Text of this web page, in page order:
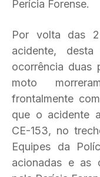
Perícia Forense.
Por volta das
acidente,
ocorrência duas
moto
frontalmente
que o acidente
CE-153, no
Equipes da
acionadas e as